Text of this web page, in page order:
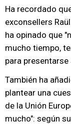
Ha recordado
exconsellers
ha opinado que
mucho tiempo,
para presentarse
También ha
plantear una
de la Unión
mucho": según